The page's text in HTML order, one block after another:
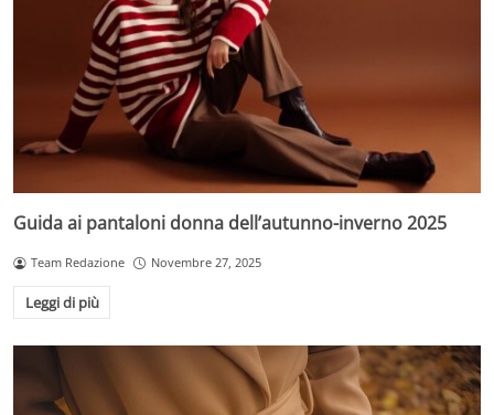
Guida ai pantaloni donna dell’autunno-inverno 2025
Team Redazione Novembre 27, 2025
Leggi di più